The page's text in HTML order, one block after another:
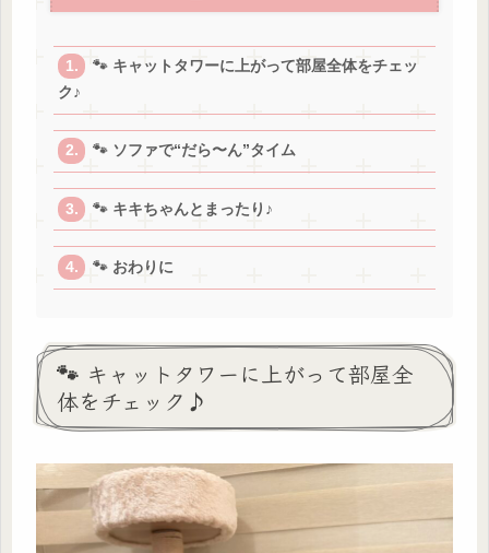
🐾 キャットタワーに上がって部屋全体をチェッ
ク♪
🐾 ソファで“だら〜ん”タイム
🐾 キキちゃんとまったり♪
🐾 おわりに
🐾 キャットタワーに上がって部屋全
体をチェック♪